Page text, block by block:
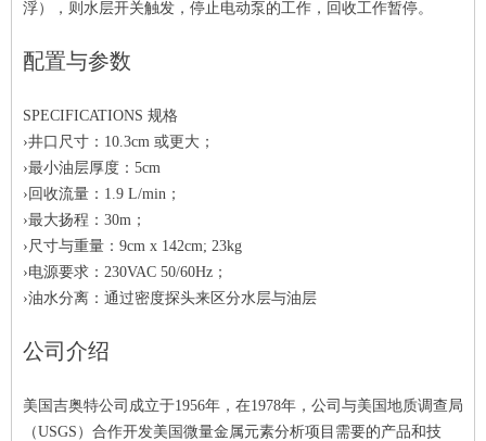
浮），则水层开关触发，停止电动泵的工作，回收工作暂停。
配置与参数
SPECIFICATIONS 规格
›井口尺寸：10.3cm 或更大；
›最小油层厚度：5cm
›回收流量：1.9 L/min；
›最大扬程：30m；
›尺寸与重量：9cm x 142cm; 23kg
›电源要求：230VAC 50/60Hz；
›油水分离：通过密度探头来区分水层与油层
公司介绍
美国吉奥特公司成立于1956年，在1978年，公司与美国地质调查局
（USGS）合作开发美国微量金属元素分析项目需要的产品和技